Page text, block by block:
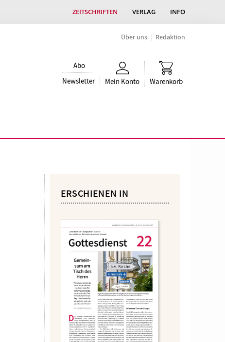
ZEITSCHRIFTEN VERLAG INFO
Über uns Redaktion
Abo
Newsletter
Mein Konto Warenkorb
ERSCHIENEN IN